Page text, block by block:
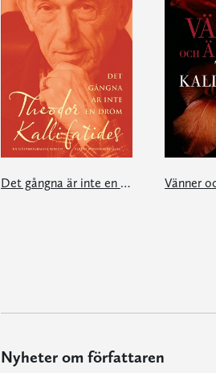
Det gångna är inte en dröm Vänner
Nyheter om författaren